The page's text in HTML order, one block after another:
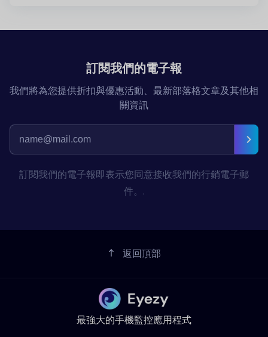
訂閱我們的電子報
我們將為您提供折扣與優惠活動、最新部落格文章及其他相
關資訊
訂閱我們的電子報即表示您同意接收我們的行銷電子郵
件。.
返回頂部
最強大的手機監控應用程式